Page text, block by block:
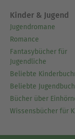
Kinder & Jugend
Jugendromane
Romance
Fantasybücher für
Jugendliche
Beliebte
Beliebte
Bücher über
Wissensbücher für